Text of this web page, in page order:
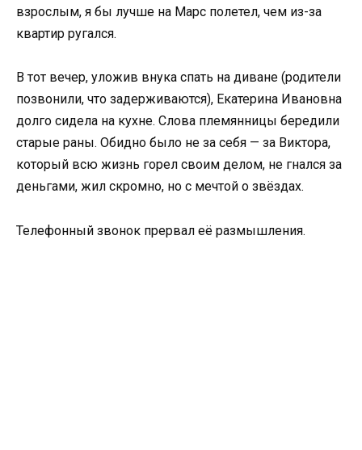
взрослым, я бы лучше на Марс полетел, чем из-за
квартир ругался.
В тот вечер, уложив внука спать на диване (родители
позвонили, что задерживаются), Екатерина Ивановна
долго сидела на кухне. Слова племянницы бередили
старые раны. Обидно было не за себя — за Виктора,
который всю жизнь горел своим делом, не гнался за
деньгами, жил скромно, но с мечтой о звёздах.
Телефонный звонок прервал её размышления.